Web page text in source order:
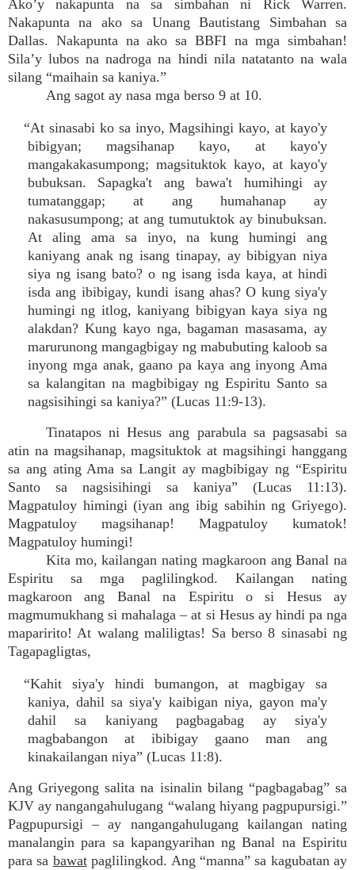
Ako’y nakapunta na sa simbahan ni Rick Warren.
Nakapunta na ako sa Unang Bautistang Simbahan sa
Dallas. Nakapunta na ako sa BBFI na mga simbahan!
Sila’y lubos na nadroga na hindi nila natatanto na wala
silang “maihain sa kaniya.”
Ang sagot ay nasa mga berso 9 at 10.
“At sinasabi ko sa inyo, Magsihingi kayo, at kayo'y
bibigyan; magsihanap kayo, at kayo'y
mangakakasumpong; magsituktok kayo, at kayo'y
bubuksan. Sapagka't ang bawa't humihingi ay
tumatanggap; at ang humahanap ay
nakasusumpong; at ang tumutuktok ay binubuksan.
At aling ama sa inyo, na kung humingi ang
kaniyang anak ng isang tinapay, ay bibigyan niya
siya ng isang bato? o ng isang isda kaya, at hindi
isda ang ibibigay, kundi isang ahas? O kung siya'y
humingi ng itlog, kaniyang bibigyan kaya siya ng
alakdan? Kung kayo nga, bagaman masasama, ay
marurunong mangagbigay ng mabubuting kaloob sa
inyong mga anak, gaano pa kaya ang inyong Ama
sa kalangitan na magbibigay ng Espiritu Santo sa
nagsisihingi sa kaniya?” (Lucas 11:9-13).
Tinatapos ni Hesus ang parabula sa pagsasabi sa
atin na magsihanap, magsituktok at magsihingi hanggang
sa ang ating Ama sa Langit ay magbibigay ng “Espiritu
Santo sa nagsisihingi sa kaniya” (Lucas 11:13).
Magpatuloy himingi (iyan ang ibig sabihin ng Griyego).
Magpatuloy magsihanap! Magpatuloy kumatok!
Magpatuloy humingi!
Kita mo, kailangan nating magkaroon ang Banal na
Espiritu sa mga paglilingkod. Kailangan nating
magkaroon ang Banal na Espiritu o si Hesus ay
magmumukhang si mahalaga – at si Hesus ay hindi pa nga
maparirito! At walang maliligtas! Sa berso 8 sinasabi ng
Tagapagligtas,
“Kahit siya'y hindi bumangon, at magbigay sa
kaniya, dahil sa siya'y kaibigan niya, gayon ma'y
dahil sa kaniyang pagbagabag ay siya'y
magbabangon at ibibigay gaano man ang
kinakailangan niya” (Lucas 11:8).
Ang Griyegong salita na isinalin bilang “pagbagabag” sa
KJV ay nangangahulugang “walang hiyang pagpupursigi.”
Pagpupursigi – ay nangangahulugang kailangan nating
manalangin para sa kapangyarihan ng Banal na Espiritu
para sa bawatpaglilingkod. Ang “manna” sa kagubatan ay